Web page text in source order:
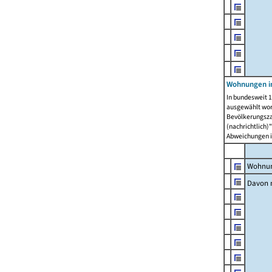
Wohnungen
In bundesweit
ausgewählt
Abweichungen
Davon